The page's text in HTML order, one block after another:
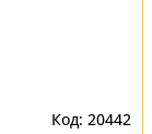
20442